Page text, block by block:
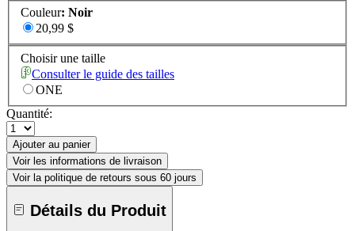
Couleur: Noir
20,99 $
Choisir une taille
Consulter le guide des tailles
ONE
Quantité:
Ajouter au panier
Voir les informations de livraison
Voir la politique de retours sous 60 jours
Détails du Produit